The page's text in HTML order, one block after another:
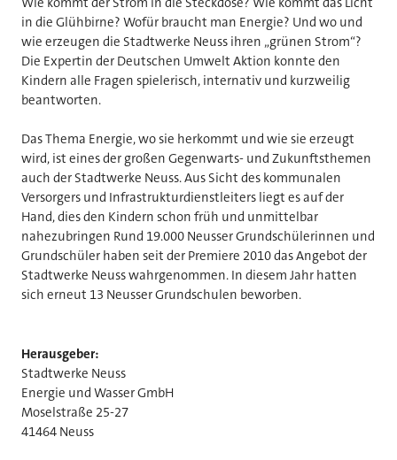
in die Glühbirne? Wofür braucht man Energie? Und wo und
wie erzeugen die Stadtwerke Neuss ihren „grünen Strom“?
Die Expertin der Deutschen Umwelt Aktion konnte den
Kindern alle Fragen spielerisch, internativ und kurzweilig
beantworten.
Das Thema Energie, wo sie herkommt und wie sie erzeugt
wird, ist eines der großen Gegenwarts- und Zukunftsthemen
auch der Stadtwerke Neuss. Aus Sicht des kommunalen
Versorgers und Infrastrukturdienstleiters liegt es auf der
Hand, dies den Kindern schon früh und unmittelbar
nahezubringen Rund 19.000 Neusser Grundschülerinnen und
Grundschüler haben seit der Premiere 2010 das Angebot der
Stadtwerke Neuss wahrgenommen. In diesem Jahr hatten
sich erneut 13 Neusser Grundschulen beworben.
Herausgeber:
Stadtwerke Neuss
Energie und Wasser GmbH
Moselstraße 25-27
41464 Neuss